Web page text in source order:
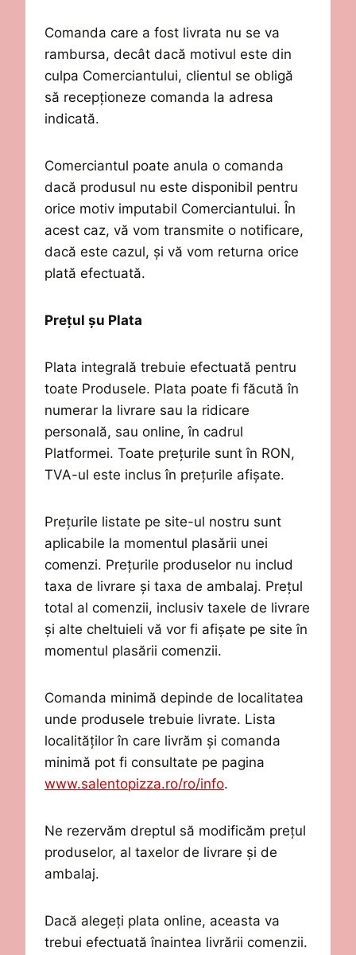
Comanda care a fost livrata nu se va
rambursa, decât dacă motivul este din
culpa Comerciantului, clientul se obligă
să recepționeze comanda la adresa
indicată.
Comerciantul poate anula o comanda
dacă produsul nu este disponibil pentru
orice motiv imputabil Comerciantului. În
acest caz, vă vom transmite o notificare,
dacă este cazul, și vă vom returna orice
plată efectuată.
Prețul șu Plata
Plata integrală trebuie efectuată pentru
toate Produsele. Plata poate fi făcută în
numerar la livrare sau la ridicare
personală, sau online, în cadrul
Platformei. Toate prețurile sunt în RON,
TVA-ul este inclus în prețurile afișate.
Prețurile listate pe site-ul nostru sunt
aplicabile la momentul plasării unei
comenzi. Prețurile produselor nu includ
taxa de livrare și taxa de ambalaj. Prețul
total al comenzii, inclusiv taxele de livrare
și alte cheltuieli vă vor fi afișate pe site în
momentul plasării comenzii.
Comanda minimă depinde de localitatea
unde produsele trebuie livrate. Lista
localităților în care livrăm și comanda
minimă pot fi consultate pe pagina
www.salentopizza.ro/ro/info.
Ne rezervăm dreptul să modificăm prețul
produselor, al taxelor de livrare și de
ambalaj.
Dacă alegeți plata online, aceasta va
trebui efectuată înaintea livrării comenzii.